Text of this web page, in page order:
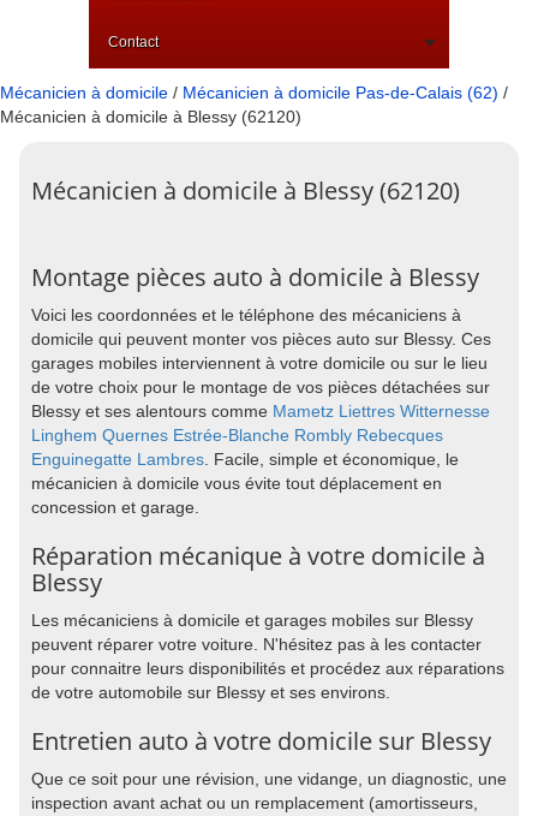
Contact
Mécanicien à domicile / Mécanicien à domicile Pas-de-Calais (62) /
Mécanicien à domicile à Blessy (62120)
Mécanicien à domicile à Blessy (62120)
Montage pièces auto à domicile à Blessy
Voici les coordonnées et le téléphone des mécaniciens à
domicile qui peuvent monter vos pièces auto sur Blessy. Ces
garages mobiles interviennent à votre domicile ou sur le lieu
de votre choix pour le montage de vos pièces détachées sur
Blessy et ses alentours comme Mametz Liettres Witternesse
Linghem Quernes Estrée-Blanche Rombly Rebecques
Enguinegatte Lambres. Facile, simple et économique, le
mécanicien à domicile vous évite tout déplacement en
concession et garage.
Réparation mécanique à votre domicile à
Blessy
Les mécaniciens à domicile et garages mobiles sur Blessy
peuvent réparer votre voiture. N'hésitez pas à les contacter
pour connaitre leurs disponibilités et procédez aux réparations
de votre automobile sur Blessy et ses environs.
Entretien auto à votre domicile sur Blessy
Que ce soit pour une révision, une vidange, un diagnostic, une
inspection avant achat ou un remplacement (amortisseurs,